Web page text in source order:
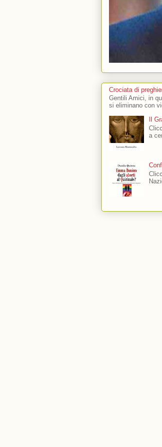
Crociata di
Gentili Amici, in
si eliminano con
Il
a